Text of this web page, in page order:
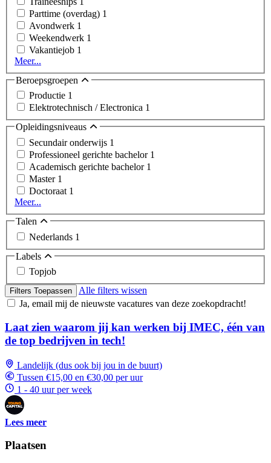
Parttime (overdag) 1
Avondwerk 1
Weekendwerk 1
Vakantiejob 1
Meer...
Beroepsgroepen
Productie 1
Elektrotechnisch / Electronica 1
Opleidingsniveaus
Secundair onderwijs 1
Professioneel gerichte bachelor 1
Academisch gerichte bachelor 1
Master 1
Doctoraat 1
Meer...
Talen
Nederlands 1
Labels
Topjob
Filters Toepassen
Alle filters wissen
Ja, email mij de nieuwste vacatures van deze zoekopdracht!
Laat zien waarom jij kan werken bij IMEC, één van
de top bedrijven in tech!
Landelijk (dus ook bij jou in de buurt)
Tussen €15,00 en €30,00 per uur
1 - 40 uur per week
Lees meer
Plaatsen